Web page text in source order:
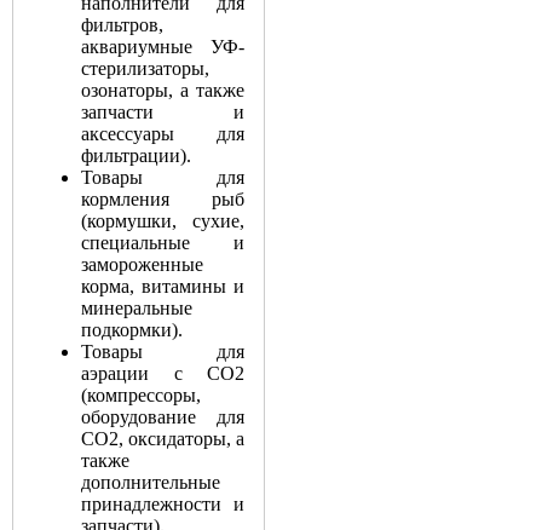
фильтров,
аквариумные УФ-
стерилизаторы,
озонаторы, а также
запчасти и
аксессуары для
фильтрации).
Товары для
кормления рыб
(кормушки, сухие,
специальные и
замороженные
корма, витамины и
минеральные
подкормки).
Товары для
аэрации с СО2
(компрессоры,
оборудование для
СО2, оксидаторы, а
также
дополнительные
принадлежности и
запчасти).